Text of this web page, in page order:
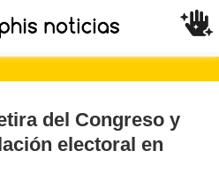
del Congreso y
electoral en